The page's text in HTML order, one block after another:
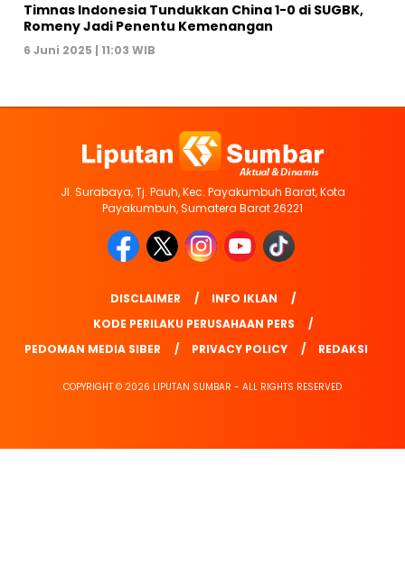
Timnas Indonesia Tundukkan China 1-0 di SUGBK,
Romeny Jadi Penentu Kemenangan
6 Juni 2025 | 11:03 WIB
Jl. Surabaya, Tj. Pauh, Kec. Payakumbuh Barat, Kota
Payakumbuh, Sumatera Barat 26221
DISCLAIMER
INFO IKLAN
KODE PERILAKU PERUSAHAAN PERS
PEDOMAN MEDIA SIBER
PRIVACY POLICY REDAKSI
COPYRIGHT © 2026 LIPUTAN SUMBAR - ALL RIGHTS RESERVED